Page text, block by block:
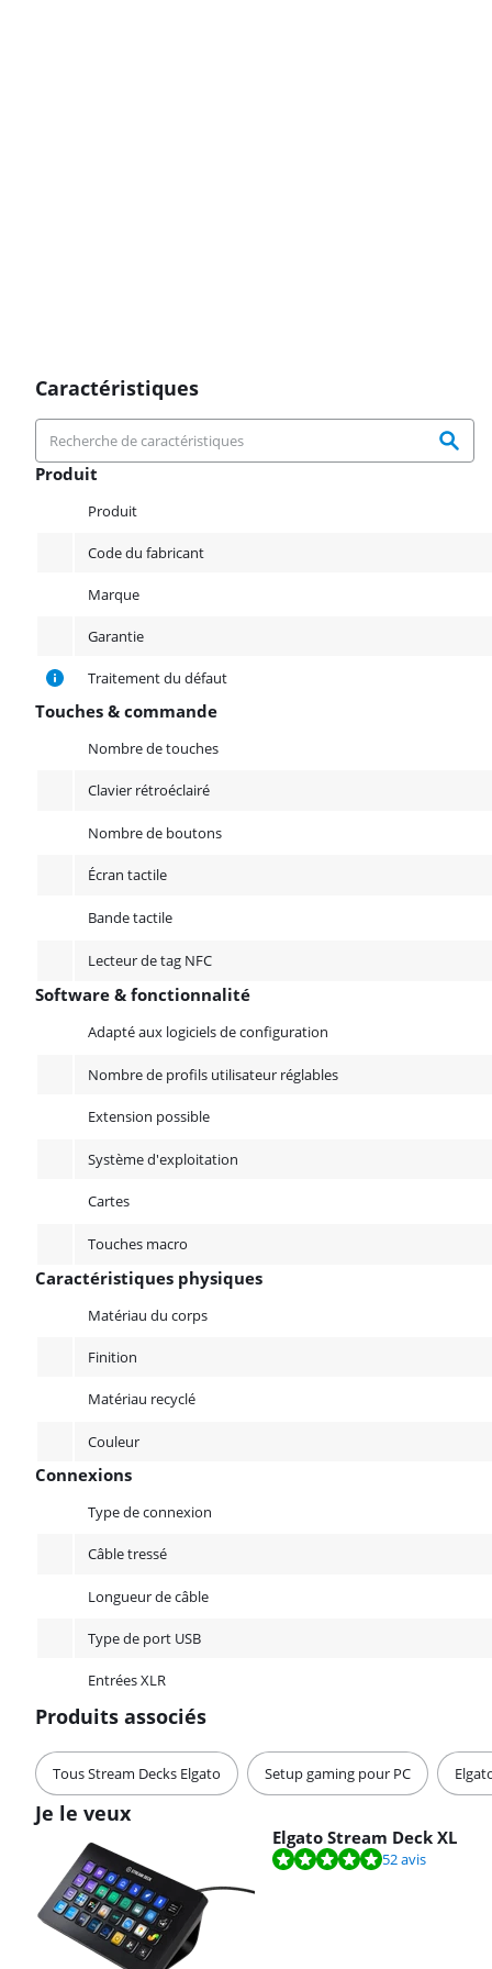
Caractéristiques
Produit
Produit
Code du fabricant
Marque
Garantie
Traitement du défaut
Touches & commande
Nombre de touches
Clavier rétroéclairé
Nombre de boutons
Écran tactile
Bande tactile
Lecteur de tag NFC
Software & fonctionnalité
Adapté aux logiciels de configuration
Nombre de profils utilisateur réglables
Extension possible
Système d'exploitation
Cartes
Touches macro
Caractéristiques physiques
Matériau du corps
Finition
Matériau recyclé
Couleur
Connexions
Type de connexion
Câble tressé
Longueur de câble
Type de port USB
Entrées XLR
Produits associés
Tous Stream Decks Elgato Setup gaming pour PC
Je le veux
Elgato Stream Deck XL
La note est de 9,5 sur 10, basée sur 52 avis. 52 avis